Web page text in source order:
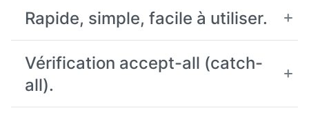
Rapide, simple, facile à utiliser.
Vérification accept-all (catch-
all).